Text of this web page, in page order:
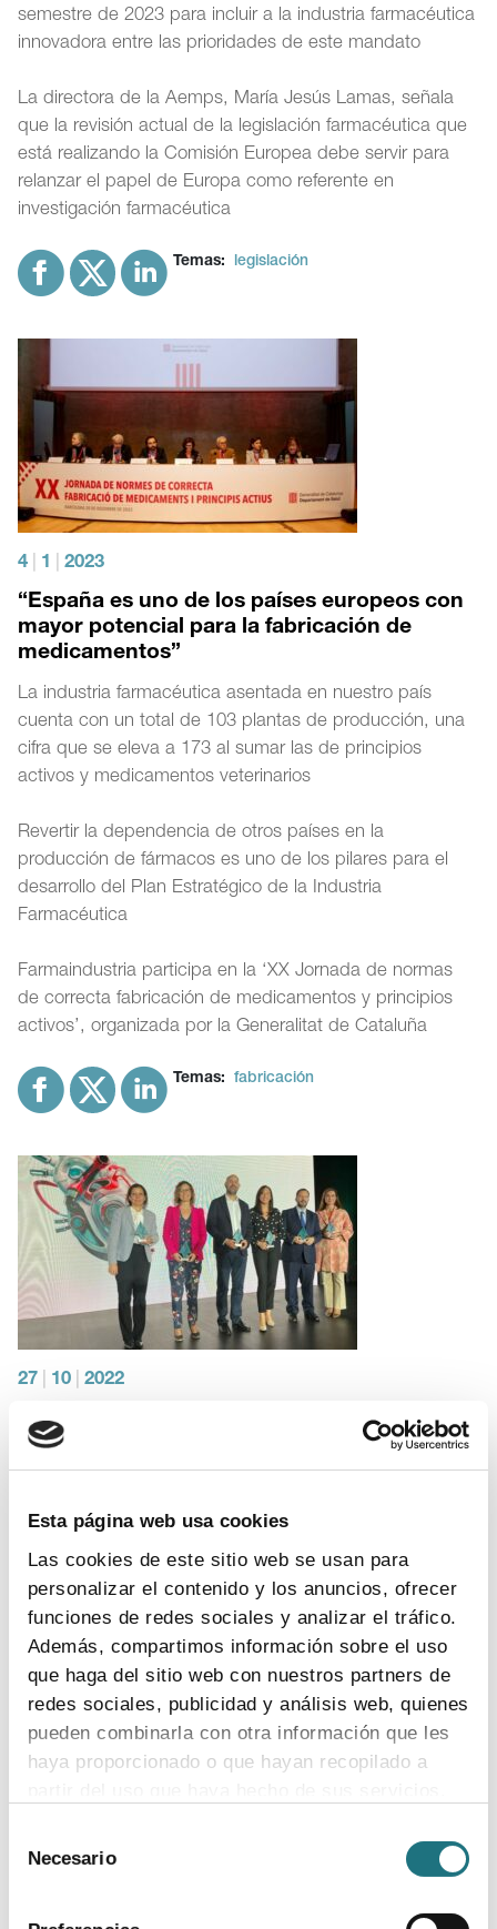
Esta página web usa cookies
Las cookies de este sitio web se usan para
personalizar el contenido y los anuncios, ofrecer
funciones de redes sociales y analizar el tráfico.
Además, compartimos información sobre el uso
que haga del sitio web con nuestros partners de
redes sociales, publicidad y análisis web, quienes
pueden combinarla con otra información que les
haya proporcionado o que hayan recopilado a
Para más información puede acceder a nuestra
Necesario
semestre de 2023 para incluir a la industria farmacéutica
innovadora entre las prioridades de este mandato
La directora de la Aemps, María Jesús Lamas, señala
que la revisión actual de la legislación farmacéutica que
está realizando la Comisión Europea debe servir para
relanzar el papel de Europa como referente en
investigación farmacéutica
Temas: legislación
4 1 2023
“España es uno de los países europeos con
mayor potencial para la fabricación de
medicamentos”
La industria farmacéutica asentada en nuestro país
cuenta con un total de 103 plantas de producción, una
cifra que se eleva a 173 al sumar las de principios
activos y medicamentos veterinarios
Revertir la dependencia de otros países en la
producción de fármacos es uno de los pilares para el
desarrollo del Plan Estratégico de la Industria
Farmacéutica
Farmaindustria participa en la ‘XX Jornada de normas
de correcta fabricación de medicamentos y principios
activos’, organizada por la Generalitat de Cataluña
Temas: fabricación
27 10 2022
Premio al proyecto de prospecto electrónico
para medicamentos del ámbito hospitalario
en España
El proyecto piloto ePIL
ha sido reconocido con uno de
publicaciones especializadasDiario Médico yCorreo
Farmacéutico
Temas: digitalización